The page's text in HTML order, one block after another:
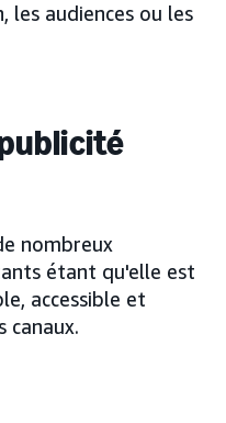
les audiences ou les
nombreux
étant qu'elle est
accessible et
canaux.